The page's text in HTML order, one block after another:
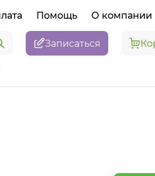
Помощь О компании
Записаться